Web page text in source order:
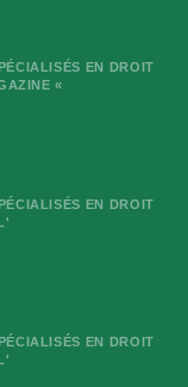
EN DROIT
«
EN DROIT
EN DROIT